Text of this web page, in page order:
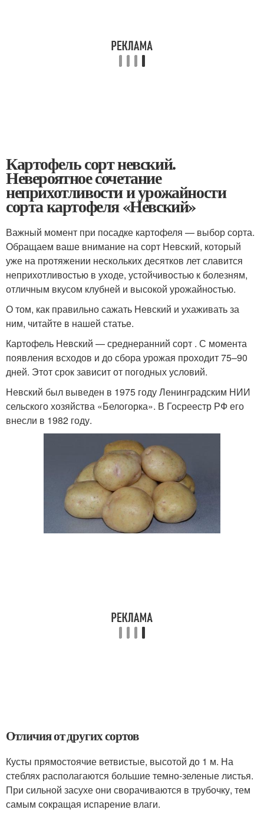
Картофель сорт невский.
Невероятное сочетание
неприхотливости и урожайности
сорта картофеля «Невский»
Важный момент при посадке картофеля — выбор сорта.
Обращаем ваше внимание на сорт Невский, который
уже на протяжении нескольких десятков лет славится
неприхотливостью в уходе, устойчивостью к болезням,
отличным вкусом клубней и высокой урожайностью.
О том, как правильно сажать Невский и ухаживать за
ним, читайте в нашей статье.
Картофель Невский — среднеранний сорт . С момента
появления всходов и до сбора урожая проходит 75–90
дней. Этот срок зависит от погодных условий.
Невский был выведен в 1975 году Ленинградским НИИ
сельского хозяйства «Белогорка». В Госреестр РФ его
внесли в 1982 году.
Отличия от других сортов
Кусты прямостоячие ветвистые, высотой до 1 м. На
стеблях располагаются большие темно-зеленые листья.
При сильной засухе они сворачиваются в трубочку, тем
самым сокращая испарение влаги.